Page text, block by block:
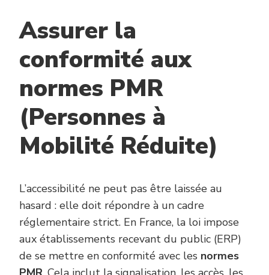
Assurer la
conformité aux
normes PMR
(Personnes à
Mobilité Réduite)
L’accessibilité ne peut pas être laissée au
hasard : elle doit répondre à un cadre
réglementaire strict. En France, la loi impose
aux établissements recevant du public (ERP)
de se mettre en conformité avec les normes